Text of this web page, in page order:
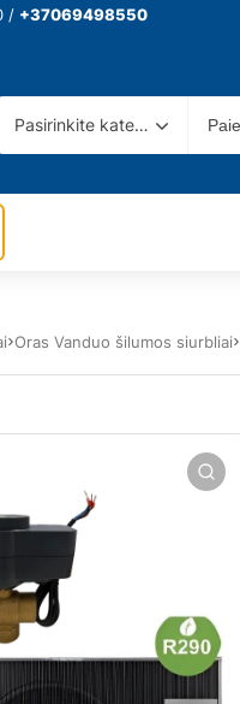
/ +37069498550
Pasirinkite kategoriją
Oras Vanduo šilumos siurbliai